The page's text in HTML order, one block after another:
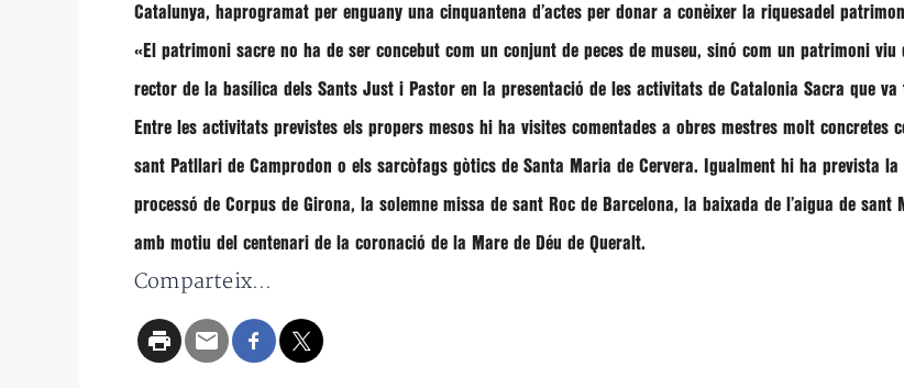
Catalunya, haprogramat per enguany una cinquantena d’actes per donar a conèixer la riquesadel
«El patrimoni sacre no ha de ser concebut com un conjunt de peces de museu, sinó com un patrimoni
rector de la basílica dels Sants Just i Pastor en la presentació de les activitats de Catalonia Sacra que
Entre les activitats previstes els propers mesos hi ha visites comentades a obres mestres molt concretes
sant Patllari de Camprodon o els sarcòfags gòtics de Santa Maria de Cervera. Igualment hi ha prevista
processó de Corpus de Girona, la solemne missa de sant Roc de Barcelona, la baixada de l’aigua de
amb motiu del centenari de la coronació de la Mare de Déu de Queralt.
Comparteix...